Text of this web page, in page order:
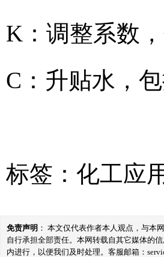
K：调整系数
C：升贴水，
标签： 化工应
免责声明 ： 本文仅代表作者本人观点，与本
自行承担全部责任。本网转载自其它媒体的
内进行，以便我们及时处理。客服邮箱：